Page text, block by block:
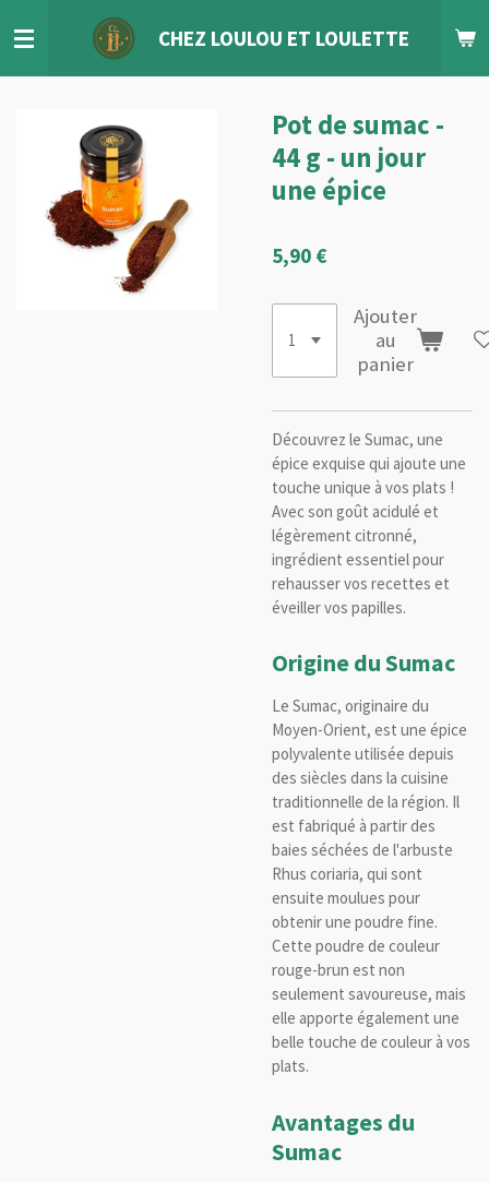
au
CHEZ LOULOU ET LOULETTE
Pot de sumac -
44 g - un jour
une épice
5,90 €
Ajouter
au
panier
Découvrez le Sumac, une
épice exquise qui ajoute une
touche unique à vos plats !
Avec son goût acidulé et
légèrement citronné,
ingrédient essentiel pour
rehausser vos recettes et
éveiller vos papilles.
Origine du Sumac
Le Sumac, originaire du
Moyen-Orient, est une épice
polyvalente utilisée depuis
des siècles dans la cuisine
traditionnelle de la région. Il
est fabriqué à partir des
baies séchées de l'arbuste
Rhus coriaria, qui sont
ensuite moulues pour
obtenir une poudre fine.
Cette poudre de couleur
rouge-brun est non
seulement savoureuse, mais
elle apporte également une
belle touche de couleur à vos
plats.
Avantages du
Sumac